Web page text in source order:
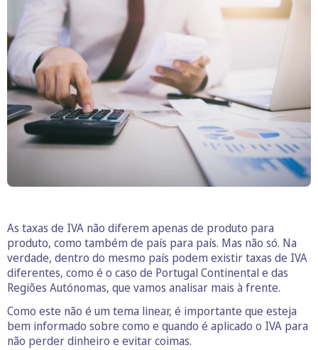
As taxas de IVA não diferem apenas de produto para
produto, como também de país para país. Mas não só. Na
verdade, dentro do mesmo país podem existir taxas de IVA
diferentes, como é o caso de Portugal Continental e das
Regiões Autónomas, que vamos analisar mais à frente.
Como este não é um tema linear, é importante que esteja
bem informado sobre como e quando é aplicado o IVA para
não perder dinheiro e evitar coimas.